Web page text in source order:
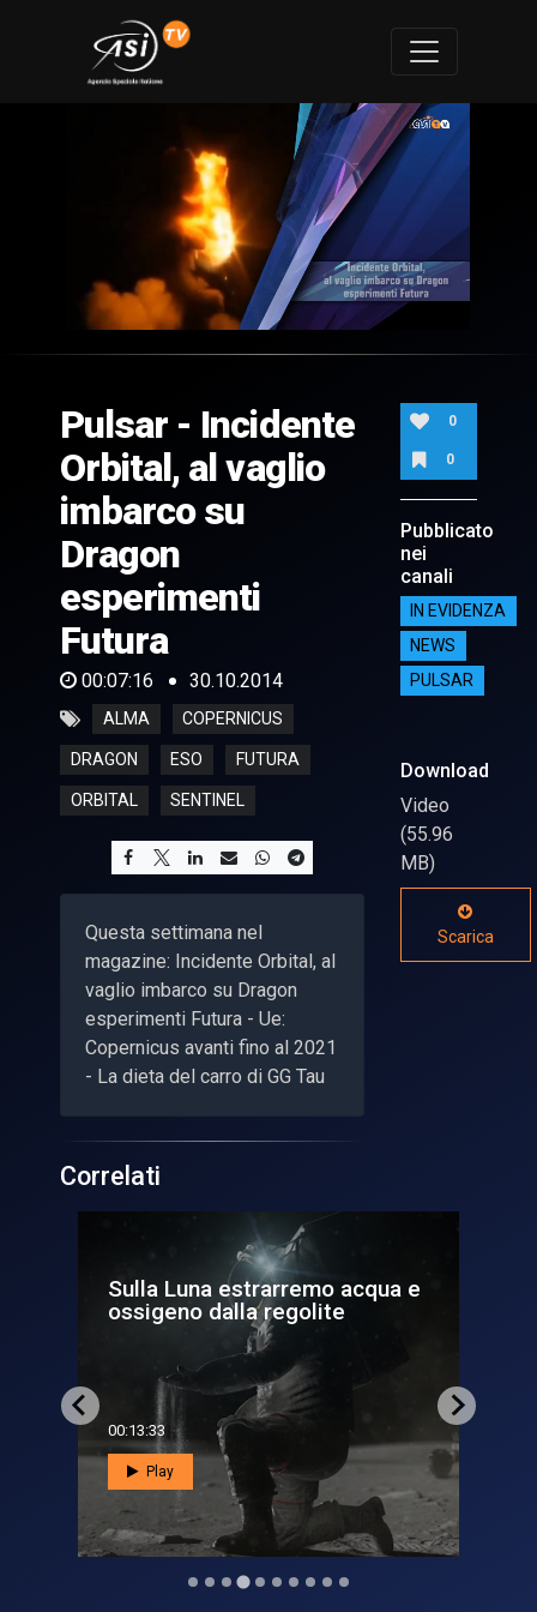
of
16
seconds
Pulsar - Incidente
Orbital, al vaglio
imbarco su
Dragon
esperimenti
Futura
00:07:16 30.10.2014
ALMA COPERNICUS
DRAGON ESO FUTURA
ORBITAL SENTINEL
Questa settimana nel
magazine: Incidente Orbital, al
vaglio imbarco su Dragon
esperimenti Futura - Ue:
Copernicus avanti fino al 2021
- La dieta del carro di GG Tau
0
0
Pubblicato
nei
canali
IN EVIDENZA
NEWS
PULSAR
Download
Video
(55.96
MB)
Scarica
Correlati
La nuova conquista dello
spazio: dalla fine della Is...
00:09:33
Play